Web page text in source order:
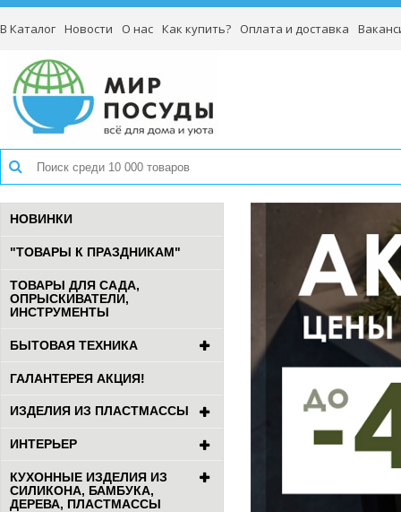
В Каталог Новости О нас Как купить? Оплата и доставка
НОВИНКИ
"ТОВАРЫ К ПРАЗДНИКАМ"
ТОВАРЫ ДЛЯ САДА,
ОПРЫСКИВАТЕЛИ,
ИНСТРУМЕНТЫ
БЫТОВАЯ ТЕХНИКА
ГАЛАНТЕРЕЯ АКЦИЯ!
ИЗДЕЛИЯ ИЗ ПЛАСТМАССЫ
ИНТЕРЬЕР
КУХОННЫЕ ИЗДЕЛИЯ ИЗ
СИЛИКОНА, БАМБУКА,
ДЕРЕВА, ПЛАСТМАССЫ